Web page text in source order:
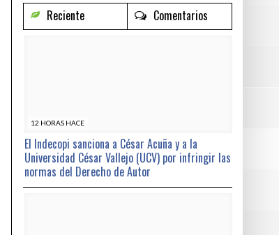
Reciente Comentarios
12 HORAS HACE
El Indecopi sanciona a César Acuña y a la
Universidad César Vallejo (UCV) por infringir las
normas del Derecho de Autor